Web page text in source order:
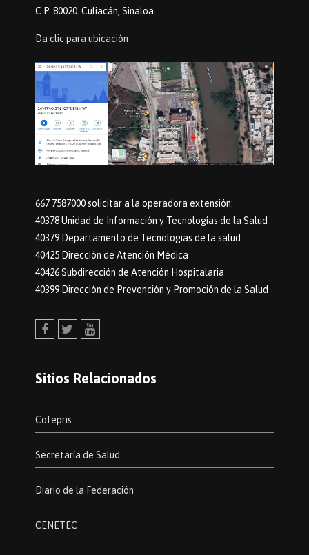
C.P. 80020. Culiacán, Sinaloa.
Da clic para ubicación
667 7587000 solicitar a la operadora extensión:
40378 Unidad de Información y Tecnologías de la Salud
40379 Departamento de Tecnologias de la salud
40425 Dirección de Atención Médica
40426 Subdirección de Atención Hospitalaria
40399 Dirección de Prevención y Promoción de la Salud
Sitios Relacionados
Cofepris
Secretaría de Salud
Diario de la Federación
CENETEC